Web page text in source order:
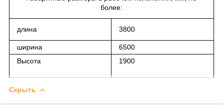
более:
длина 3800
ширина
6500
Высота
1900
Скрыть